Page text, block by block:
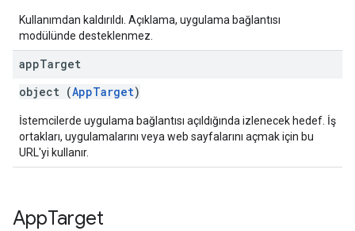
Kullanımdan kaldırıldı. Açıklama, uygulama bağlantısı
modülünde desteklenmez.
appTarget
object (AppTarget)
İstemcilerde uygulama bağlantısı açıldığında izlenecek hedef. İş
ortakları, uygulamalarını veya web sayfalarını açmak için bu
URL'yi kullanır.
AppTarget